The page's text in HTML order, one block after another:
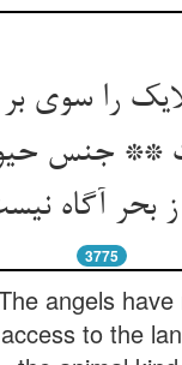
را سوی بر
** جنس
بحر آگاه
3775
angels have
access to the